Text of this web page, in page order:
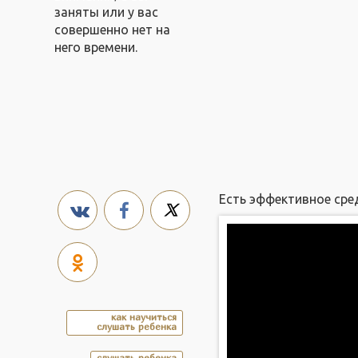
заняты или у вас
совершенно нет на
него времени.
как научиться
слушать ребенка
Есть эффективное